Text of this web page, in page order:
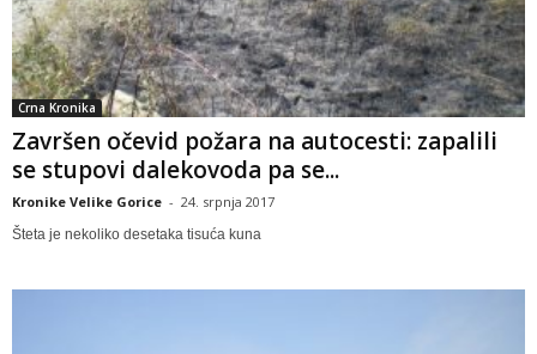
Crna Kronika
Završen očevid požara na autocesti: zapalili
se stupovi dalekovoda pa se...
Kronike Velike Gorice - 24. srpnja 2017
Šteta je nekoliko desetaka tisuća kuna